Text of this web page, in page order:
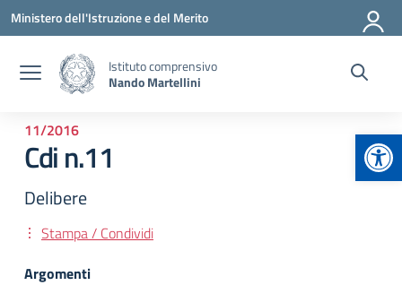
Vai ai contenuti
Vai al menu di navigazione
Vai al footer
Ministero dell'Istruzione e del Merito
Istituto comprensivo
Nando Martellini
11/2016
Cdi n.11
Delibere
Stampa / Condividi
Argomenti